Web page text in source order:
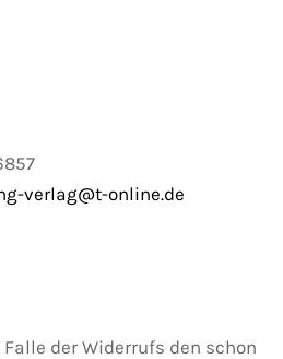
verlag@t-online.de
der Widerrufs den schon